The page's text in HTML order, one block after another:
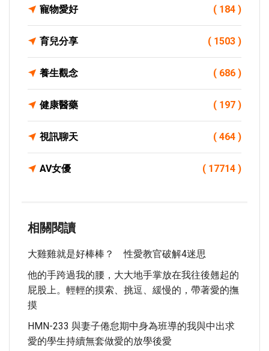
寵物愛好 ( 184 )
育兒分享 ( 1503 )
養生觀念 ( 686 )
健康醫藥 ( 197 )
視訊聊天 ( 464 )
AV女優 ( 17714 )
相關閱讀
大雞雞就是好棒棒？ 性愛教官破解4迷思
他的手跨過我的腰，大大地手掌放在我往後翹起的
屁股上。輕輕的摸索、挑逗、緩慢的，帶著愛的撫
摸
HMN-233 與妻子倦怠期中身為班導的我與中出求
愛的學生持續無套做愛的放學後愛